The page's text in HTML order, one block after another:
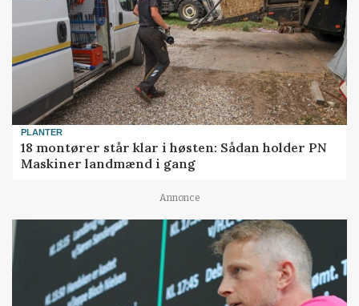
PLANTER
18 montører står klar i høsten: Sådan holder PN
Maskiner landmænd i gang
Annonce